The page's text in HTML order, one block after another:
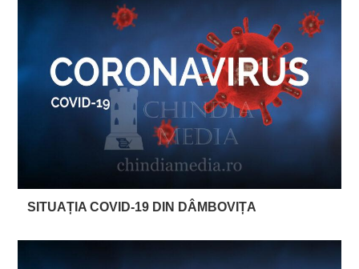
SITUAȚIA COVID-19 DIN DÂMBOVIȚA